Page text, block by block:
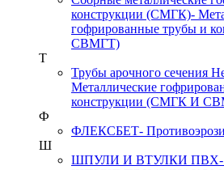
конструкции (СМГК)-
гофрированные трубы и
СВМГТ)
Т
Трубы арочного сечения
Металлические
конструкции (СМГК И
Ф
ФЛЕКСБЕТ-
Ш
ШПУЛИ И ВТУЛКИ ПВХ